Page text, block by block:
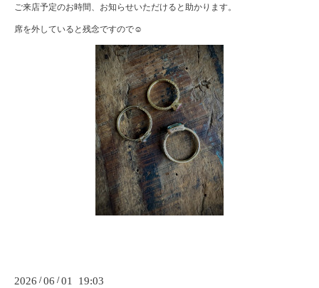
ご来店予定のお時間、お知らせいただけると助かります。
席を外していると残念ですので☺️
2026 /06 /01 19:03